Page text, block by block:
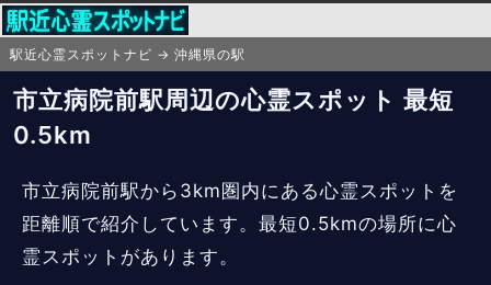
駅近心霊スポットナビ 沖縄県の駅
市立病院前駅周辺の心霊スポット 最短
0.5km
市立病院前駅から3km圏内にある心霊スポットを
距離順で紹介しています。最短0.5kmの場所に心
霊スポットがあります。